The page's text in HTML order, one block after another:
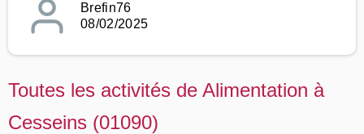
Brefin76
08/02/2025
Toutes les activités de Alimentation à
Cesseins (01090)